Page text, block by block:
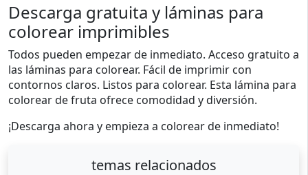
Descarga gratuita y láminas para
colorear imprimibles
Todos pueden empezar de inmediato. Acceso gratuito a
las láminas para colorear. Fácil de imprimir con
contornos claros. Listos para colorear. Esta lámina para
colorear de fruta ofrece comodidad y diversión.
¡Descarga ahora y empieza a colorear de inmediato!
temas relacionados